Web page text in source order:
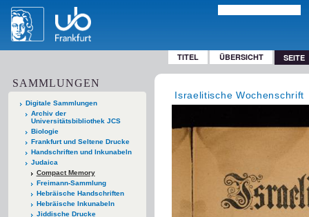
TITEL ÜBERSICHT SEITE
SAMMLUNGEN
Digitale Sammlungen
Archiv der
Universitätsbibliothek JCS
Biologie
Frankfurt und Seltene Drucke
Handschriften und Inkunabeln
Judaica
Compact Memory
Freimann-Sammlung
Hebräische Handschriften
Hebräische Inkunabeln
Jiddische Drucke
Israelitische Wochenschrift